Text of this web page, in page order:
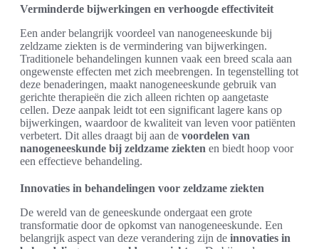
Verminderde bijwerkingen en verhoogde effectiviteit
Een ander belangrijk voordeel van nanogeneeskunde bij
zeldzame ziekten is de vermindering van bijwerkingen.
Traditionele behandelingen kunnen vaak een breed scala aan
ongewenste effecten met zich meebrengen. In tegenstelling tot
deze benaderingen, maakt nanogeneeskunde gebruik van
gerichte therapieën die zich alleen richten op aangetaste
cellen. Deze aanpak leidt tot een significant lagere kans op
bijwerkingen, waardoor de kwaliteit van leven voor patiënten
verbetert. Dit alles draagt bij aan de voordelen van
nanogeneeskunde bij zeldzame ziekten en biedt hoop voor
een effectieve behandeling.
Innovaties in behandelingen voor zeldzame ziekten
De wereld van de geneeskunde ondergaat een grote
transformatie door de opkomst van nanogeneeskunde. Een
belangrijk aspect van deze verandering zijn de innovaties in